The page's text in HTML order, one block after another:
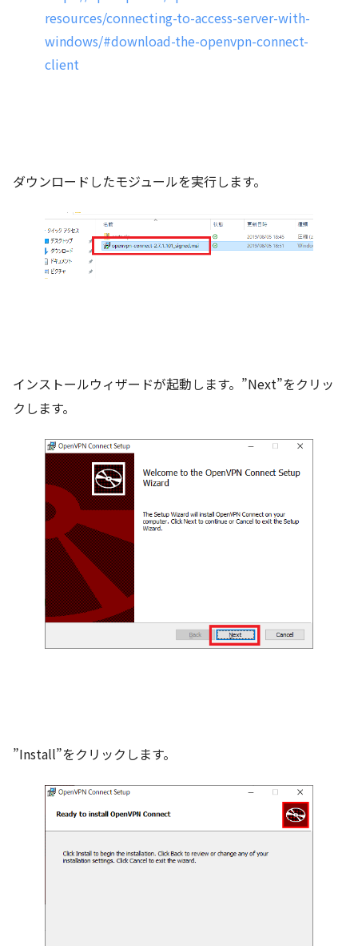
resources/connecting-to-access-server-with-
windows/#download-the-openvpn-connect-
client
ダウンロードしたモジュールを実行します。
インストールウィザードが起動します。”Next”をクリッ
クします。
”Install”をクリックします。